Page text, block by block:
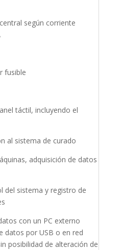
según corriente
fusible
táctil, incluyendo el
al sistema de curado
adquisición de datos
del sistema y registro de
con un PC externo
datos por USB o en red
posibilidad de alteración de